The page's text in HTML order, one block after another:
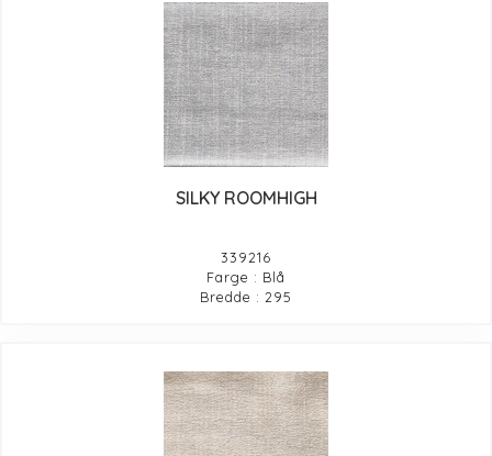
SILKY ROOMHIGH
339216
Farge : Blå
Bredde : 295